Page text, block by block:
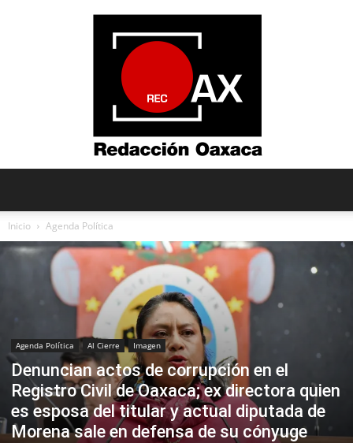
Oaxaca
Inicio Agenda Política
Agenda Política Al Cierre Imagen
Denuncian actos de corrupción en el
Registro Civil de Oaxaca; ex directora quien
es esposa del titular y actual diputada de
Morena sale en defensa de su cónyuge